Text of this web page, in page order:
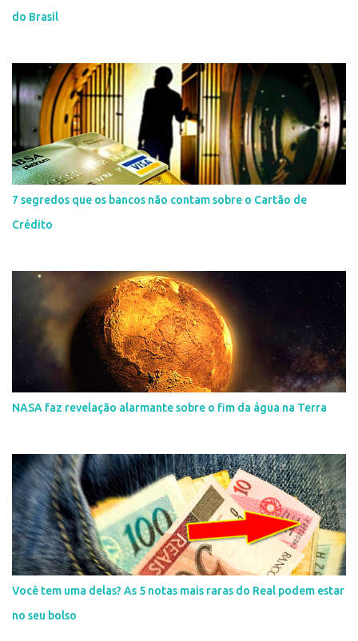
do Brasil
7 segredos que os bancos não contam sobre o Cartão de
Crédito
NASA faz revelação alarmante sobre o fim da água na Terra
Você tem uma delas? As 5 notas mais raras do Real podem estar
no seu bolso